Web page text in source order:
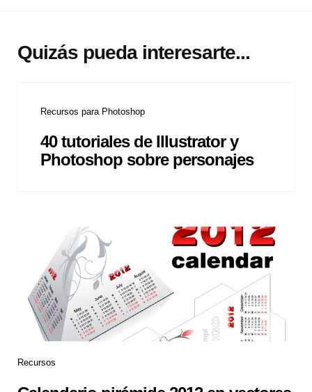
Quizás pueda interesarte...
Recursos para Photoshop
40 tutoriales de Illustrator y
Photoshop sobre personajes
Recursos